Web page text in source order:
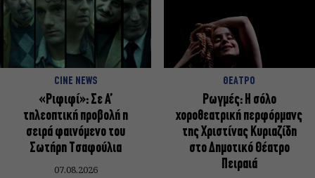
CINE NEWS
«Ριφιφί»: Σε Α’
τηλεοπτική προβολή η
σειρά φαινόμενο του
Σωτήρη Τσαφούλια
07.08.2026
ΘΕΑΤΡΟ
Ρωγμές: Η σόλο
χοροθεατρική περφόρμανς
της Χριστίνας Κυριαζίδη
στο Δημοτικό Θέατρο
Πειραιά